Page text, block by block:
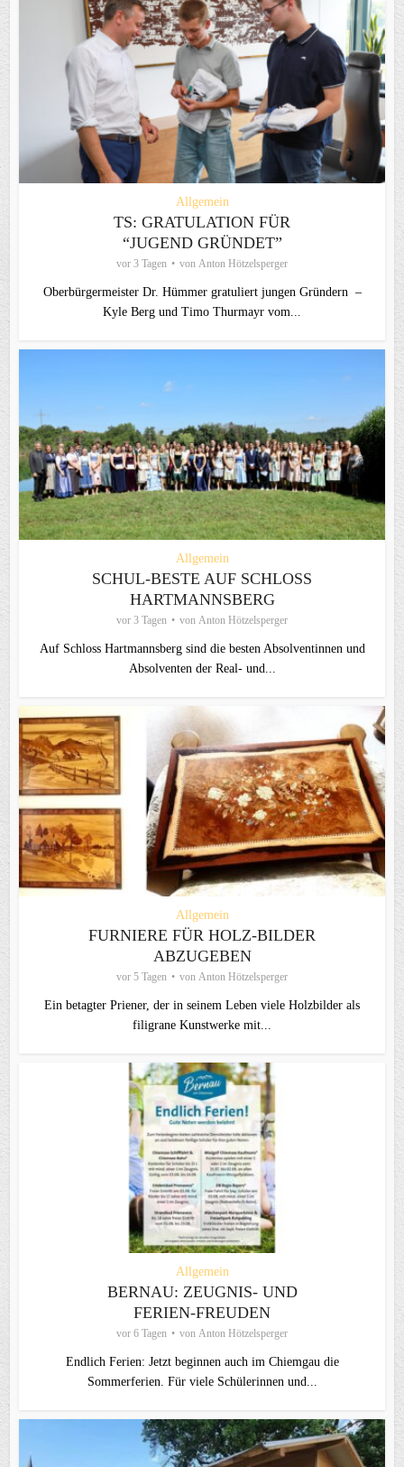
Allgemein
TS: GRATULATION FÜR
“JUGEND GRÜNDET”
vor 3 Tagen von Anton Hötzelsperger
Oberbürgermeister Dr. Hümmer gratuliert jungen Gründern –
Kyle Berg und Timo Thurmayr vom...
Allgemein
SCHUL-BESTE AUF SCHLOSS
HARTMANNSBERG
vor 3 Tagen von Anton Hötzelsperger
Auf Schloss Hartmannsberg sind die besten Absolventinnen und
Absolventen der Real- und...
Allgemein
FURNIERE FÜR HOLZ-BILDER
ABZUGEBEN
vor 5 Tagen von Anton Hötzelsperger
Ein betagter Priener, der in seinem Leben viele Holzbilder als
filigrane Kunstwerke mit...
Allgemein
BERNAU: ZEUGNIS- UND
FERIEN-FREUDEN
vor 6 Tagen von Anton Hötzelsperger
Endlich Ferien: Jetzt beginnen auch im Chiemgau die
Sommerferien. Für viele Schülerinnen und...